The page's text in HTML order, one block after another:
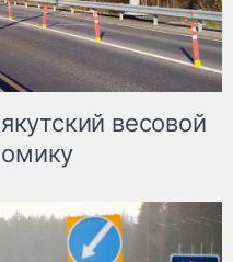
весовой